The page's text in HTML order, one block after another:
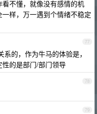
不懂，就像没有感情的机
样，万一遇到个情绪不稳定
77
的，作为牛马的体验是，
的是部门/部门领导
78
79